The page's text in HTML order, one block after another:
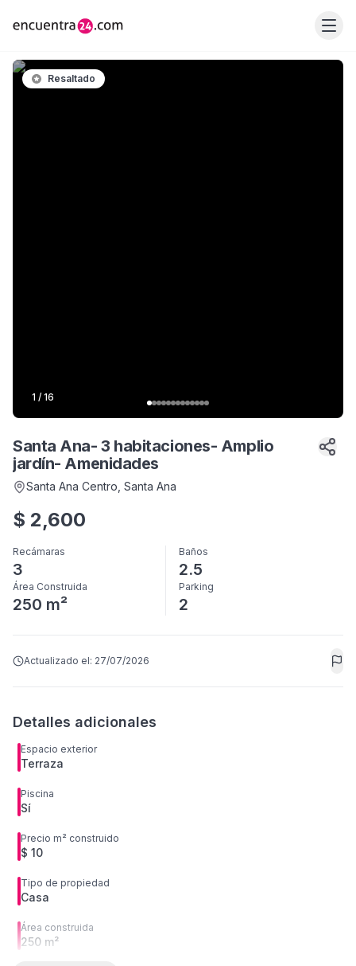
Resaltado
1 / 16
Santa Ana- 3 habitaciones- Amplio
jardín- Amenidades
Santa Ana Centro , Santa Ana
$ 2,600
Recámaras
3
Baños
2.5
Área Construida
250 m²
Parking
2
Actualizado el: 27/07/2026
Detalles adicionales
Espacio exterior
Terraza
Piscina
Sí
Precio m² construido
$ 10
Tipo de propiedad
Casa
Área construida
250 m²